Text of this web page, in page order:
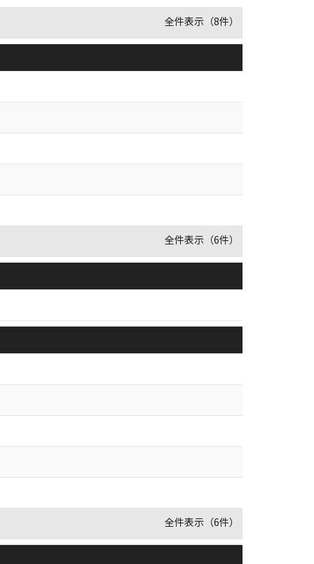
全件表示（8件）
全件表示（6件）
全件表示（6件）